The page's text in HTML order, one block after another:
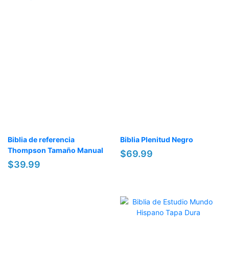
Biblia de referencia
Thompson Tamaño Manual
$39.99
Biblia Plenitud Negro
$69.99